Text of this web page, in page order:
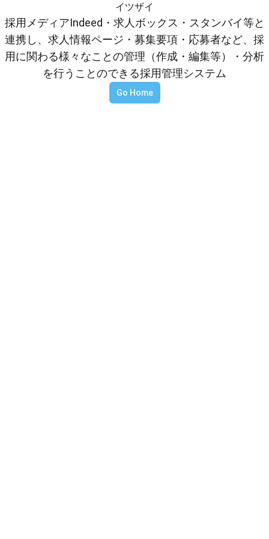
イツザイ
採用メディアIndeed・求人ボックス・スタンバイ等と
連携し、求人情報ページ・募集要項・応募者など、採
用に関わる様々なことの管理（作成・編集等）・分析
を行うことのできる採用管理システム
Go Home